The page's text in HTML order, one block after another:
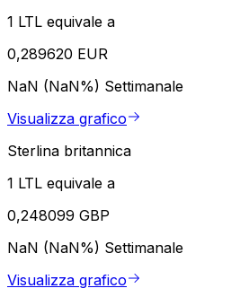
1 LTL equivale a
0,289620 EUR
NaN (NaN%) Settimanale
Visualizza grafico
Sterlina britannica
1 LTL equivale a
0,248099 GBP
NaN (NaN%) Settimanale
Visualizza grafico